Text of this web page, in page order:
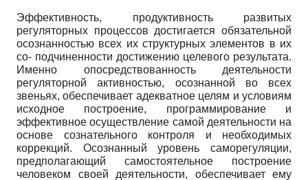
Эффективность, продуктивность развитых
регуляторных процессов достигается обязательной
осознанностью всех их структурных элементов в их
со- подчиненности достижению целевого результата.
Именно опосредствованность деятельности
регуляторной активностью, осознанной во всех
звеньях, обеспечивает адекватное целям и условиям
исходное построение, программирование и
эффективное осуществление самой деятельности на
основе сознательного контроля и необходимых
коррекций. Осознанный уровень саморегуляции,
предполагающий самостоятельное построение
человеком своей деятельности, обеспечивает ему